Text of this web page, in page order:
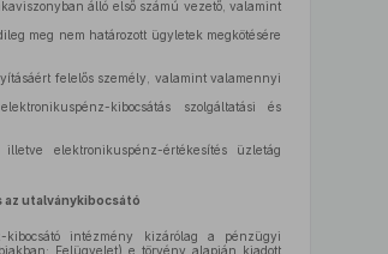
álló első számú vezető, valamint
meg nem határozott ügyletek megkötésére
felelős személy, valamint valamennyi
kibocsátás szolgáltatási és
elektronikuspénz-értékesítés üzletág
az utalványkibocsátó
intézmény kizárólag a pénzügyi
Felügyelet) e törvény alapján kiadott